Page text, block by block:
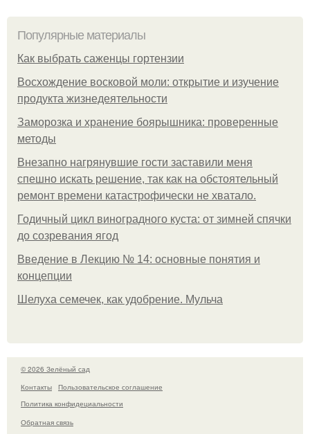
Популярные материалы
Как выбрать саженцы гортензии
Восхождение восковой моли: открытие и изучение
продукта жизнедеятельности
Заморозка и хранение боярышника: проверенные
методы
Внезапно нагрянувшие гости заставили меня
спешно искать решение, так как на обстоятельный
ремонт времени катастрофически не хватало.
Годичный цикл виноградного куста: от зимней спячки
до созревания ягод
Введение в Лекцию № 14: основные понятия и
концепции
Шелуха семечек, как удобрение. Мульча
© 2026 Зелёный сад
Контакты
Пользовательское соглашение
Политика конфидециальности
Обратная связь